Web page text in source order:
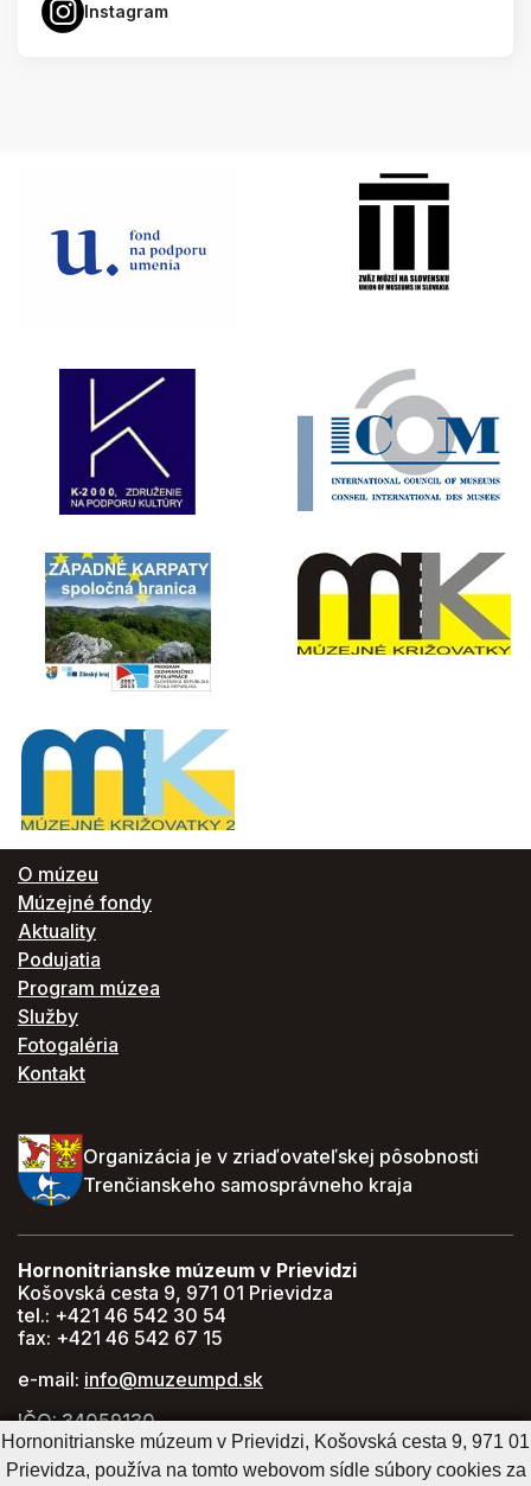
Instagram
O múzeu
Múzejné fondy
Aktuality
Podujatia
Program múzea
Služby
Fotogaléria
Kontakt
Organizácia je v zriaďovateľskej pôsobnosti
Trenčianskeho samosprávneho kraja
Hornonitrianske múzeum v Prievidzi
Košovská cesta 9, 971 01 Prievidza
tel.: +421 46 542 30 54
fax: +421 46 542 67 15
e-mail: info@muzeumpd.sk
IČO: 34059130
DIČ: 2021447274
Hornonitrianske múzeum v Prievidzi, Košovská cesta 9, 971 01
Prievidza, používa na tomto webovom sídle súbory cookies za